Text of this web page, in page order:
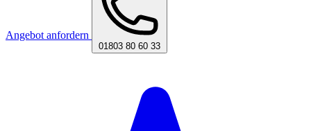
Angebot anfordern
01803 80 60 33